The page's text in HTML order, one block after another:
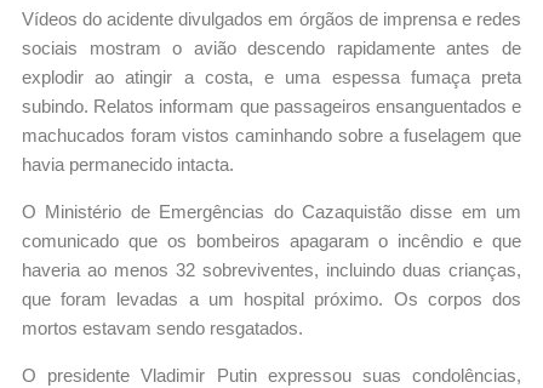
Vídeos do acidente divulgados em órgãos de imprensa e redes
sociais mostram o avião descendo rapidamente antes de
explodir ao atingir a costa, e uma espessa fumaça preta
subindo. Relatos informam que passageiros ensanguentados e
machucados foram vistos caminhando sobre a fuselagem que
havia permanecido intacta.
O Ministério de Emergências do Cazaquistão disse em um
comunicado que os bombeiros apagaram o incêndio e que
haveria ao menos 32 sobreviventes, incluindo duas crianças,
que foram levadas a um hospital próximo. Os corpos dos
mortos estavam sendo resgatados.
O presidente Vladimir Putin expressou suas condolências,